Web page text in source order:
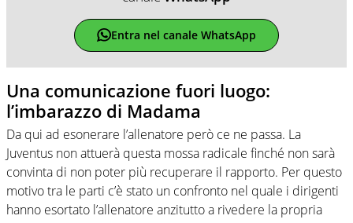
Entra nel canale WhatsApp
Una comunicazione fuori luogo:
l’imbarazzo di Madama
Da qui ad esonerare l’allenatore però ce ne passa. La
Juventus non attuerà questa mossa radicale finché non sarà
convinta di non poter più recuperare il rapporto. Per questo
motivo tra le parti c’è stato un confronto nel quale i dirigenti
hanno esortato l’allenatore anzitutto a rivedere la propria